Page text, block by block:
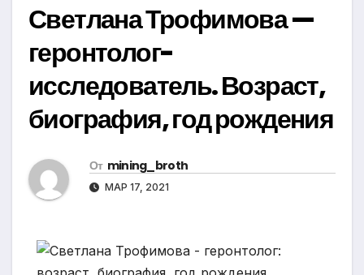
Светлана Трофимова —
геронтолог-
исследователь. Возраст,
биография, год рождения
От mining_broth
МАР 17, 2021